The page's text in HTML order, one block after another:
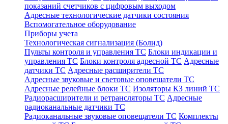
показаний счетчиков с цифровым выходом
Адресные технологические датчики состояния
Вспомогательное оборудование
Приборы учета
Технологическая сигнализация (Болид)
Пульты контроля и управления ТС Блоки индикации и
управления ТС Блоки контроля адресной ТС Адресные
датчики ТС Адресные расширители ТС
Адресные звуковые и световые оповещатели ТС
Адресные релейные блоки ТС Изоляторы КЗ линий ТС
Радиорасширители и ретрансляторы ТС Адресные
радиоканальные датчики ТС
Радиоканальные звуковые оповещатели ТС Комплекты